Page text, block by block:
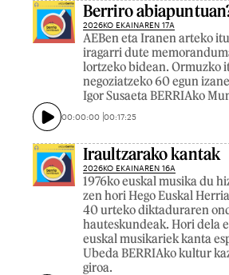
Berriro
2026KO EKAINAREN 17A
AEBen eta Iranen arteko
iragarri dute
lortzeko bidean. Ormuzko
negoziatzeko 60 egun
Igor Susaeta BERRIAko
00:00:00 00:17:25
Iraultzarako kantak
2026KO EKAINAREN 16A
1976ko euskal musika du
zen hori Hego Euskal
40 urteko diktaduraren
hauteskundeak. Hori dela
euskal musikariek kanta
Ubeda BERRIAko kultur
giroa.